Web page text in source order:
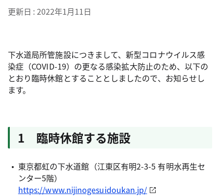
更新日 2022年1月11日
下水道局所管施設につきまして、新型コロナウイルス感
染症（COVID-19）の更なる感染拡大防止のため、以下の
とおり臨時休館とすることとしましたので、お知らせし
ます。
1 臨時休館する施設
東京都虹の下水道館（江東区有明2-3-5 有明水再生セ
ンター5階）
https://www.nijinogesuidoukan.jp/